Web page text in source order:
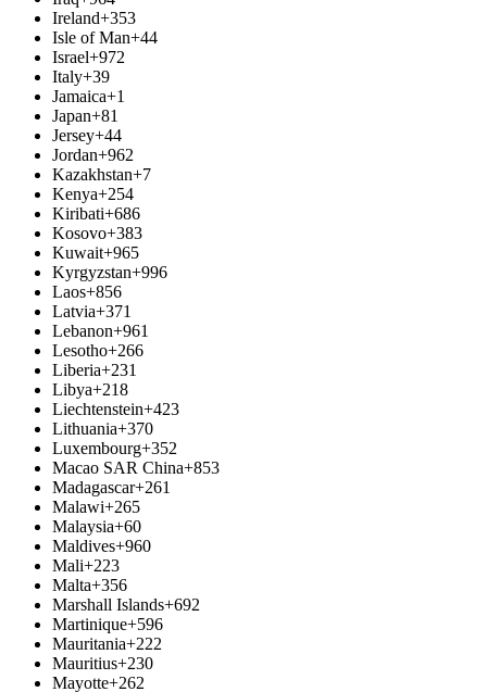
Ireland+353
Isle of Man+44
Israel+972
Italy+39
Jamaica+1
Japan+81
Jersey+44
Jordan+962
Kazakhstan+7
Kenya+254
Kiribati+686
Kosovo+383
Kuwait+965
Kyrgyzstan+996
Laos+856
Latvia+371
Lebanon+961
Lesotho+266
Liberia+231
Libya+218
Liechtenstein+423
Lithuania+370
Luxembourg+352
Macao SAR China+853
Madagascar+261
Malawi+265
Malaysia+60
Maldives+960
Mali+223
Malta+356
Marshall Islands+692
Martinique+596
Mauritania+222
Mauritius+230
Mayotte+262